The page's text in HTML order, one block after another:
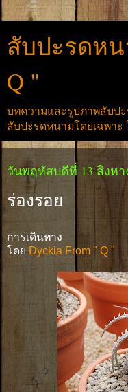
สับปะรดหน
Q "
บทความและรูปภาพสับป
สับปะรดหนามโดยเฉพาะ
วันพฤหัสบดีที่ 13 สิงหา
ร่องรอย
การเดินทาง
โดยDyckia From " Q "